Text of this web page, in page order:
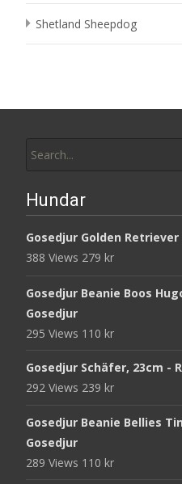
Shetland Sheepdog
for:
Hundar
Gosedjur Golden Retriever
388 Views 279 kr
Gosedjur Beanie Boos
Gosedjur
295 Views 110 kr
Gosedjur Schäfer, 23cm -
292 Views 239 kr
Gosedjur Beanie Bellies
Gosedjur
289 Views 110 kr